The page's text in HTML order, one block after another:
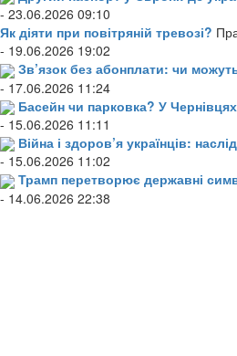
- 23.06.2026 09:10
Як діяти при повітряній тревозі?
- 19.06.2026 19:02
Зв’язок без абонплати: чи
- 17.06.2026 11:24
Басейн чи парковка? У
- 15.06.2026 11:11
Війна і здоров’я українців:
- 15.06.2026 11:02
Трамп перетворює державні
- 14.06.2026 22:38